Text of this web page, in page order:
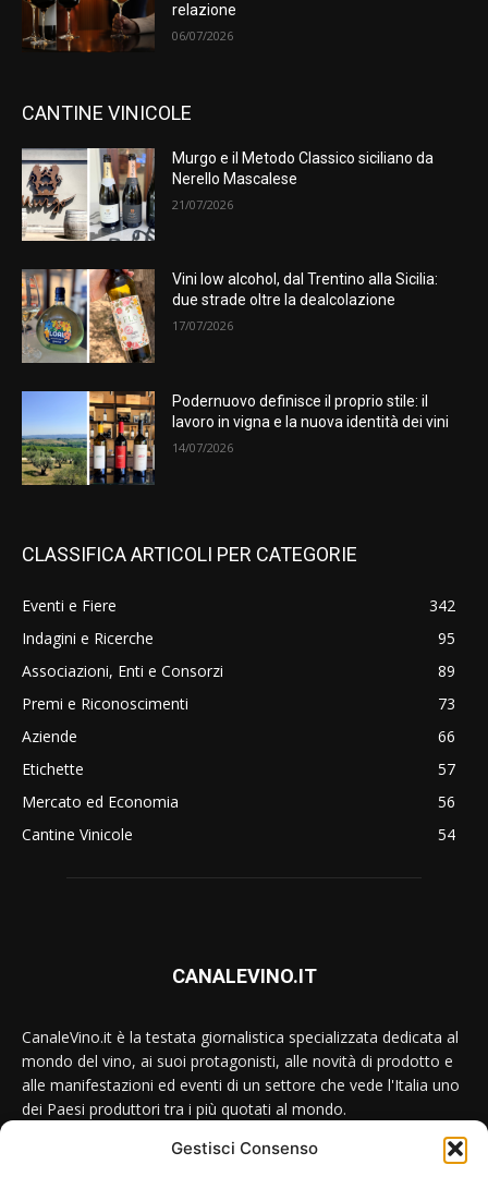
Gestisci Consenso
relazione
06/07/2026
CANTINE VINICOLE
Murgo e il Metodo Classico siciliano da
Nerello Mascalese
21/07/2026
Vini low alcohol, dal Trentino alla Sicilia:
due strade oltre la dealcolazione
17/07/2026
Podernuovo definisce il proprio stile: il
lavoro in vigna e la nuova identità dei vini
14/07/2026
CLASSIFICA ARTICOLI PER CATEGORIE
Eventi e Fiere
342
Indagini e Ricerche
95
Associazioni, Enti e Consorzi
89
Premi e Riconoscimenti
73
Aziende
66
Etichette
57
Mercato ed Economia
56
Cantine Vinicole
54
CANALEVINO.IT
CanaleVino.it è la testata giornalistica specializzata dedicata al
mondo del vino, ai suoi protagonisti, alle novità di prodotto e
alle manifestazioni ed eventi di un settore che vede l'Italia uno
dei Paesi produttori tra i più quotati al mondo.
redazione@canalevino.it